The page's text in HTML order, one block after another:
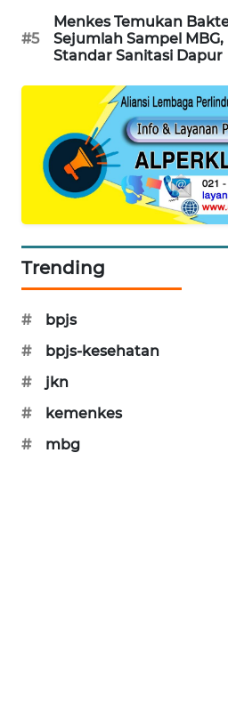
#5
Menkes Temukan
Sejumlah Sampel
Standar Sanitasi Dapur
Trending
#
bpjs
#
bpjs-kesehatan
#
jkn
#
kemenkes
#
mbg
LAPAK
WAHANA
Wahana
KONSUMEN
LISTRIK
WALINKI
MAWAKA
MARTABAT
NET